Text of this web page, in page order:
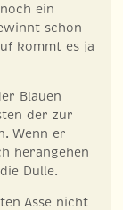
ein
schon
kommt es ja
Blauen
der zur
Wenn er
herangehen
Dulle.
Asse nicht